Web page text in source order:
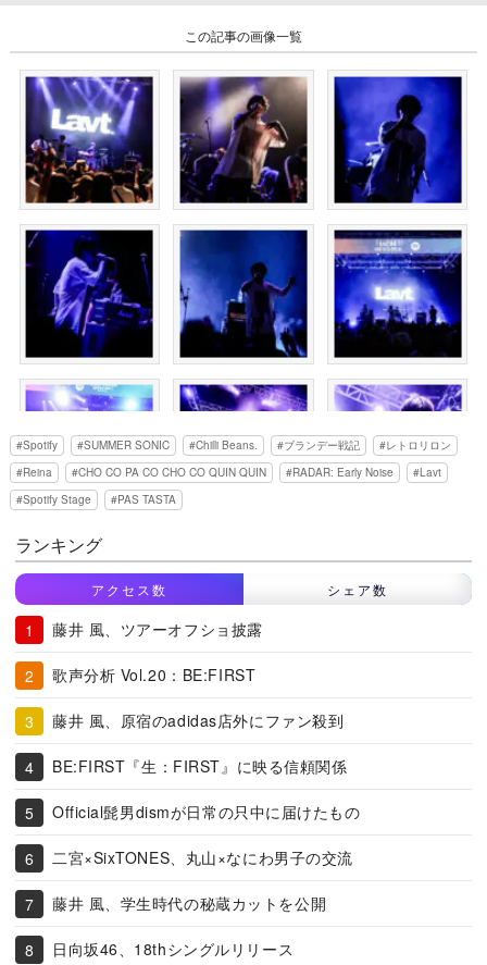
この記事の画像一覧
Spotify SUMMER SONIC Chilli Beans. ブランデー戦記
レトロリロン
Reina
CHO CO PA CO CHO CO QUIN QUIN RADAR: Early Noise
Lavt
Spotify Stage
PAS TASTA
ランキング
アクセス数 シェア数
藤井 風、ツアーオフショ披露
歌声分析 Vol.20：BE:FIRST
藤井 風、原宿のadidas店外にファン殺到
BE:FIRST『生：FIRST』に映る信頼関係
Official髭男dismが日常の只中に届けたもの
二宮×SixTONES、丸山×なにわ男子の交流
藤井 風、学生時代の秘蔵カットを公開
日向坂46、18thシングルリリース